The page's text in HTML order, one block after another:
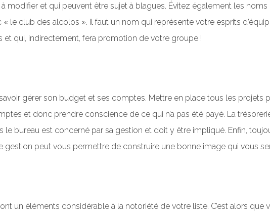
modifier et qui peuvent être sujet à blagues. Évitez également les
le club des alcolos ». Il faut un nom qui représente votre esprits
et qui, indirectement, fera promotion de votre groupe !
gérer son budget et ses comptes. Mettre en place tous les projets
et donc prendre conscience de ce qui n’a pas été payé. La
le bureau est concerné par sa gestion et doit y être impliqué. Enfin,
peut vous permettre de construire une bonne image qui vous
un éléments considérable à la notoriété de votre liste. C’est alors